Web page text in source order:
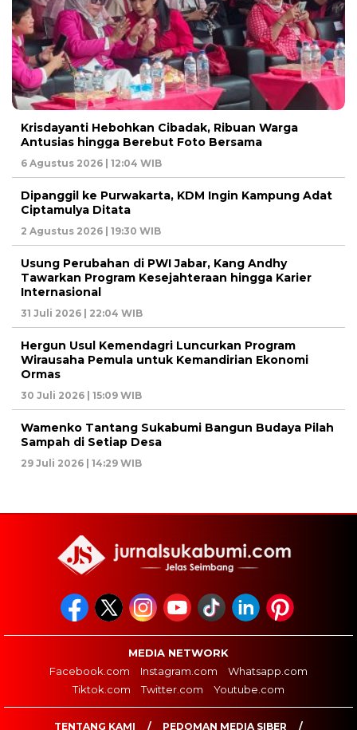
Krisdayanti Hebohkan Cibadak, Ribuan Warga
Antusias hingga Berebut Foto Bersama
6 Agustus 2026 | 12:04 WIB
Dipanggil ke Purwakarta, KDM Ingin Kampung Adat
Ciptamulya Ditata
2 Agustus 2026 | 19:30 WIB
Usung Perubahan di PWI Jabar, Kang Andhy
Tawarkan Program Kesejahteraan hingga Karier
Internasional
31 Juli 2026 | 22:04 WIB
Hergun Usul Kemendagri Luncurkan Program
Wirausaha Pemula untuk Kemandirian Ekonomi
Ormas
30 Juli 2026 | 15:09 WIB
Wamenko Tantang Sukabumi Bangun Budaya Pilah
Sampah di Setiap Desa
29 Juli 2026 | 14:29 WIB
MEDIA NETWORK
Facebook.com
Instagram.com
Whatsapp.com
Tiktok.com
Twitter.com Youtube.com
TENTANG KAMI PEDOMAN MEDIA SIBER